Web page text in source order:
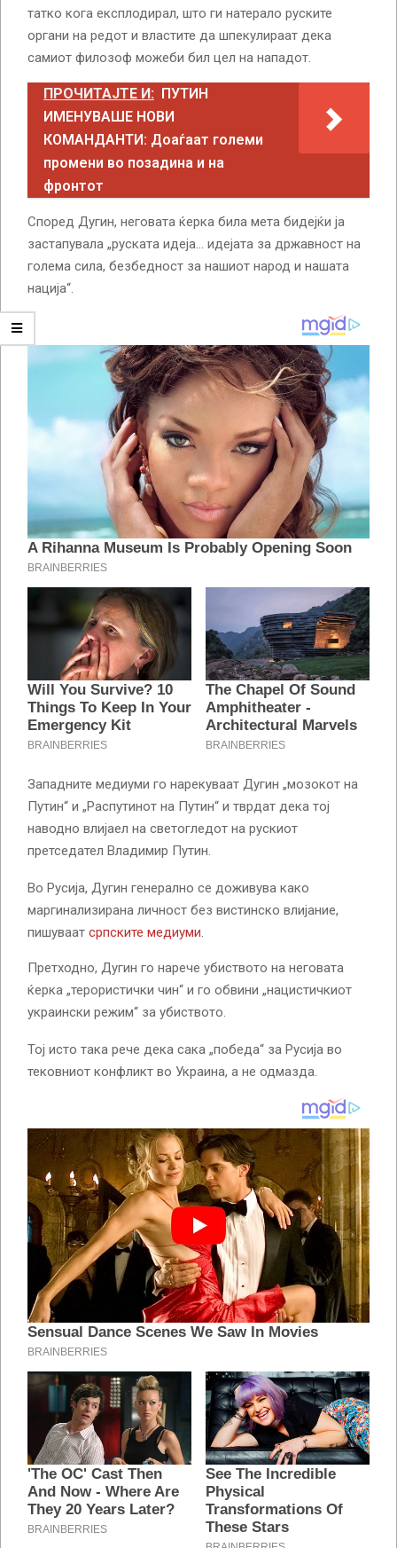
татко кога експлодирал, што ги натерало руските
органи на редот и властите да шпекулираат дека
самиот филозоф можеби бил цел на нападот.
ПРОЧИТАЈТЕ И: ПУТИН
ИМЕНУВАШЕ НОВИ
КОМАНДАНТИ: Доаѓаат големи
промени во позадина и на
фронтот
Според Дугин, неговата ќерка била мета бидејќи ја
застапувала „руската идеја… идејата за државност на
голема сила, безбедност за нашиот народ и нашата
нација“.
Западните медиуми го нарекуваат Дугин „мозокот на
Путин“ и „Распутинот на Путин“ и тврдат дека тој
наводно влијаел на светогледот на рускиот
претседател Владимир Путин.
Во Русија, Дугин генерално се доживува како
маргинализирана личност без вистинско влијание,
пишуваат српските медиуми.
Претходно, Дугин го нарече убиството на неговата
ќерка „терористички чин“ и го обвини „нацистичкиот
украински режим“ за убиството.
Тој исто така рече дека сака „победа“ за Русија во
тековниот конфликт во Украина, а не одмазда.